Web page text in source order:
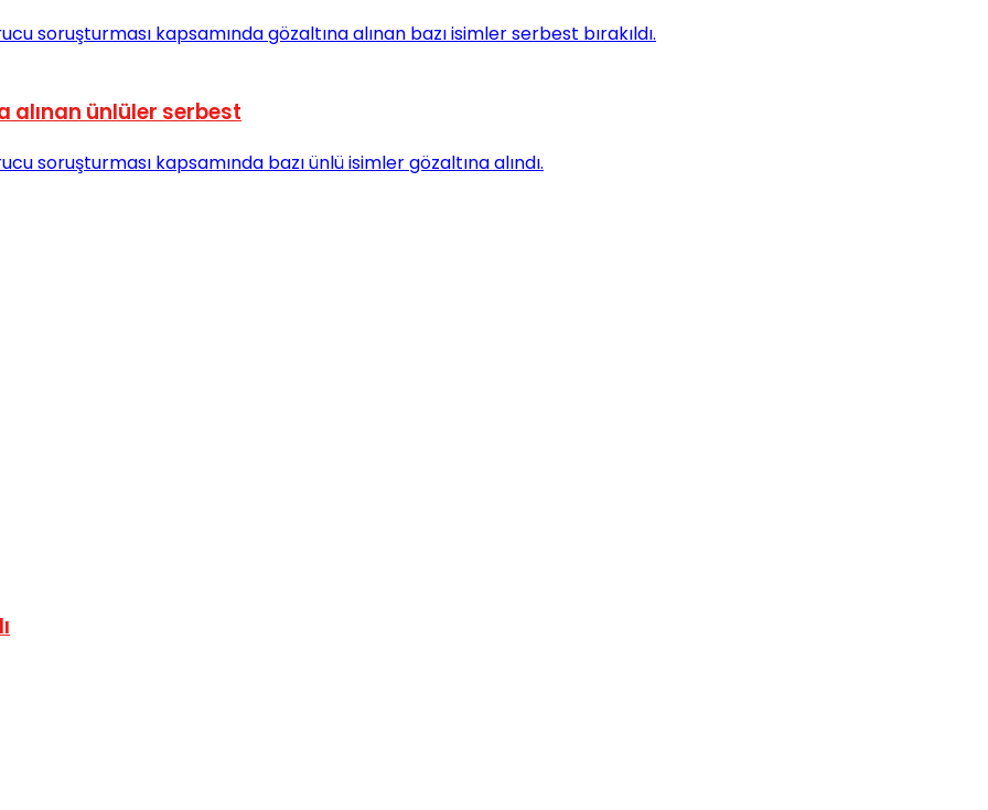
alınan ünlüler serbest